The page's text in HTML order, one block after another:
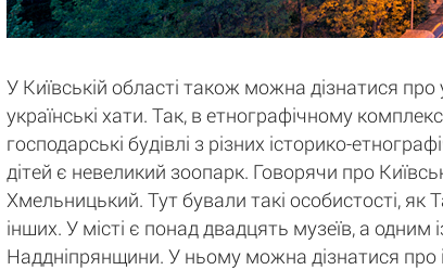
У Київській області також можна дізнатися про
українські хати. Так, в етнографічному
господарські будівлі з різних історико-
дітей є невеликий зоопарк. Говорячи про
Хмельницький. Тут бували такі особистості,
інших. У місті є понад двадцять музеїв, а одним
Наддніпрянщини. У ньому можна дізнатися про